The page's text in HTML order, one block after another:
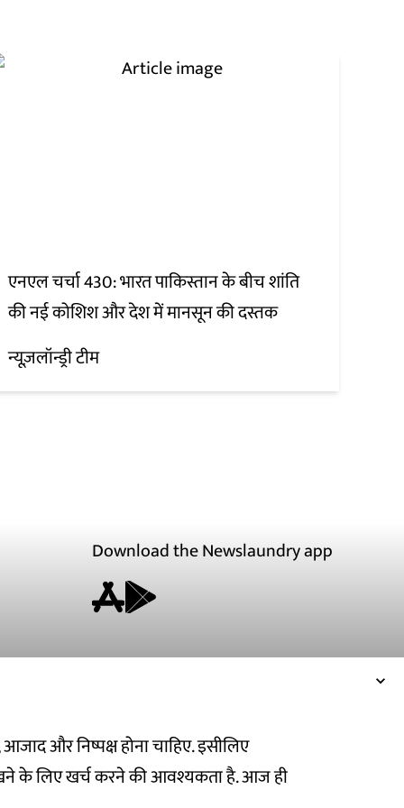
आजाद और निष्पक्ष होना चाहिए. इसीलिए
के लिए खर्च करने की आवश्यकता है. आज ही
एनएल चर्चा 430: भारत पाकिस्तान के बीच शांति
की नई कोशिश और देश में मानसून की दस्तक
न्यूज़लॉन्ड्री टीम
Download the Newslaundry app